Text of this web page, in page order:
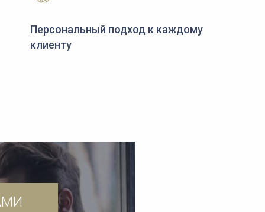
Персональный подход к каждому
клиенту